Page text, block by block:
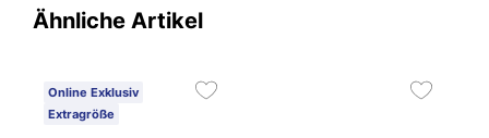
Ähnliche Artikel
Online Exklusiv
Extragröße